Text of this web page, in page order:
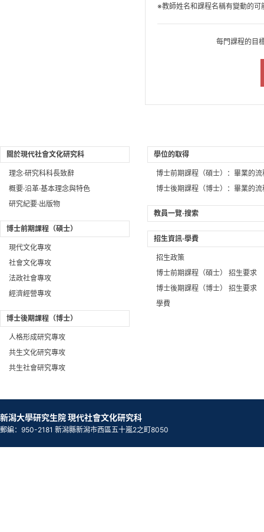
※教師姓名和課程名稱有變動的可
每門課程的目
關於現代社會文化研究科
理念·研究科科長致辭
概要·沿革·基本理念與特色
研究紀要·出版物
博士前期課程（碩士）
現代文化專攻
社會文化專攻
法政社會專攻
經濟經營專攻
博士後期課程（博士）
人格形成研究專攻
共生文化研究專攻
共生社會研究專攻
學位的取得
博士前期課程（碩士）：畢業的流
博士後期課程（博士）：畢業的流
教員一覽·搜索
招生資訊·學費
招生政策
博士前期課程（碩士） 招生要求
博士後期課程（博士） 招生要求
學費
新潟大學研究生院 現代社會文化研究科
郵編：950-2181 新潟縣新潟市西區五十嵐2之町8050